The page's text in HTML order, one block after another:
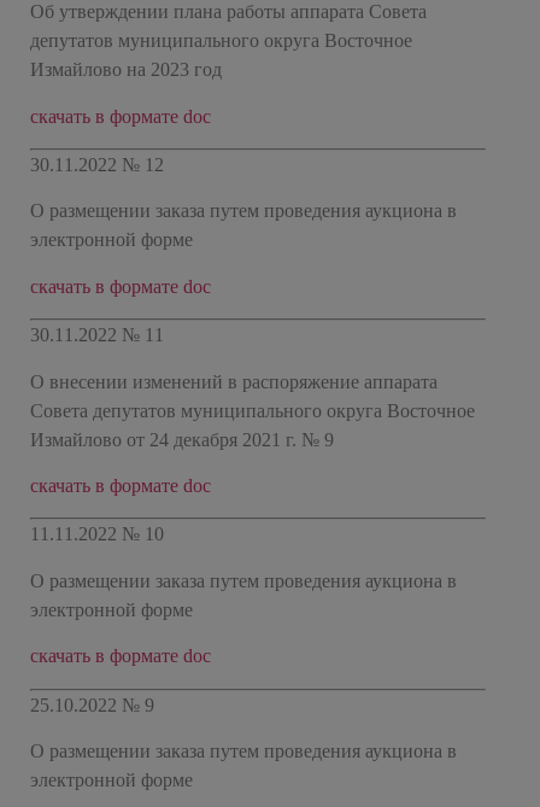
Об утверждении плана работы аппарата Совета
депутатов муниципального округа Восточное
Измайлово на 2023 год
скачать в формате doc
30.11.2022 № 12
О размещении заказа путем проведения аукциона в
электронной форме
скачать в формате doc
30.11.2022 № 11
О внесении изменений в распоряжение аппарата
Совета депутатов муниципального округа Восточное
Измайлово от 24 декабря 2021 г. № 9
скачать в формате doc
11.11.2022 № 10
О размещении заказа путем проведения аукциона в
электронной форме
скачать в формате doc
25.10.2022 № 9
О размещении заказа путем проведения аукциона в
электронной форме